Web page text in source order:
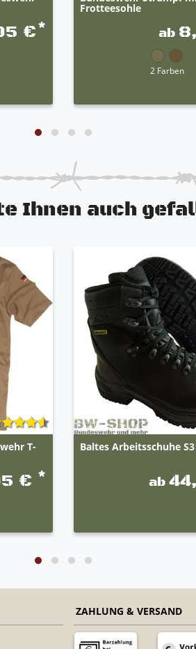
€*
Frotteesohle
ab
2 Farben
Ihnen auch
T-
€ *
Baltes Arbeitsschuhe S3
ab
ZAHLUNG & VERSAND